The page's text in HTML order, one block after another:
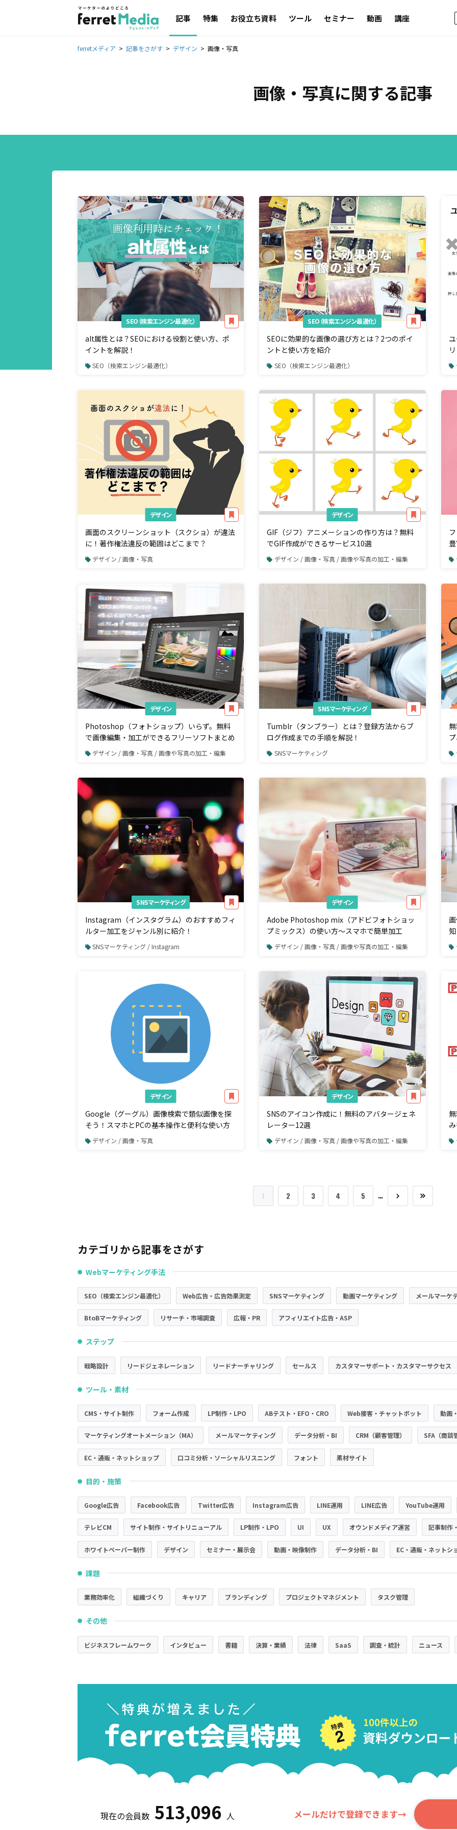
記事 特集 お役立ち資料 ツール セミナー 動画 講座
ferretメディア 記事をさがす デザイン 画像・写真
画像・写真に関する記事
SEO（検索エンジン最適化）
alt属性とは？SEOにおける役割と使い方、ポ
イントを解説！
SEO（検索エンジン最適化）
SEO（検索エンジン最適化）
SEOに効果的な画像の選び方とは？2つのポイ
ントと使い方を紹介
SEO（検索エンジン最適化）
デザイン
画面のスクリーンショット（スクショ）が違法
に！著作権法違反の範囲はどこまで？
デザイン / 画像・写真
デザイン
GIF（ジフ）アニメーションの作り方は？無料
でGIF作成ができるサービス10選
デザイン / 画像・写真 / 画像や写真の加工・編集
デザイン
Photoshop（フォトショップ）いらず。無料
で画像編集・加工ができるフリーソフトまとめ
デザイン / 画像・写真 / 画像や写真の加工・編集
SNSマーケティング
Tumblr（タンブラー）とは？登録方法からブ
ログ作成までの手順を解説！
SNSマーケティング
SNSマーケティング
Instagram（インスタグラム）のおすすめフィ
ルター加工をジャンル別に紹介！
SNSマーケティング / Instagram
デザイン
Adobe Photoshop mix（アドビフォトショッ
プミックス）の使い方～スマホで簡単加工
デザイン / 画像・写真 / 画像や写真の加工・編集
デザイン
Google（グーグル）画像検索で類似画像を探
そう！スマホとPCの基本操作と便利な使い方
デザイン / 画像・写真
デザイン
SNSのアイコン作成に！無料のアバタージェネ
レーター12選
デザイン / 画像・写真 / 画像や写真の加工・編集
1 2 3 4 5 …
カテゴリから記事をさがす
● Webマーケティング手法
SEO（検索エンジン最適化） Web広告・広告効果測定 SNSマーケティング 動画マーケティング メールマーケ
BtoBマーケティング リサーチ・市場調査 広報・PR アフィリエイト広告・ASP
● ステップ
戦略設計 リードジェネレーション リードナーチャリング セールス カスタマーサポート・カスタマーサクセス
● ツール・素材
CMS・サイト制作 フォーム作成 LP制作・LPO ABテスト・EFO・CRO Web接客・チャットボット 動画
マーケティングオートメーション（MA） メールマーケティング データ分析・BI CRM（顧客管理） SFA（商談
EC・通販・ネットショップ 口コミ分析・ソーシャルリスニング フォント 素材サイト
● 目的・施策
Google広告 Facebook広告 Twitter広告 Instagram広告 LINE運用 LINE広告 YouTube運用
テレビCM サイト制作・サイトリニューアル LP制作・LPO UI UX オウンドメディア運営 記事制作
ホワイトペーパー制作 デザイン セミナー・展示会 動画・映像制作 データ分析・BI EC・通販・ネットシ
● 課題
業務効率化 組織づくり キャリア ブランディング プロジェクトマネジメント タスク管理
● その他
ビジネスフレームワーク インタビュー 書籍 決算・業績 法律 SaaS 調査・統計 ニュース
現在の会員数 513,096 人 メールだけで登録できます→